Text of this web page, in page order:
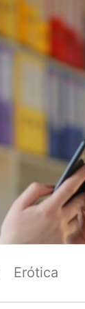
Erótica